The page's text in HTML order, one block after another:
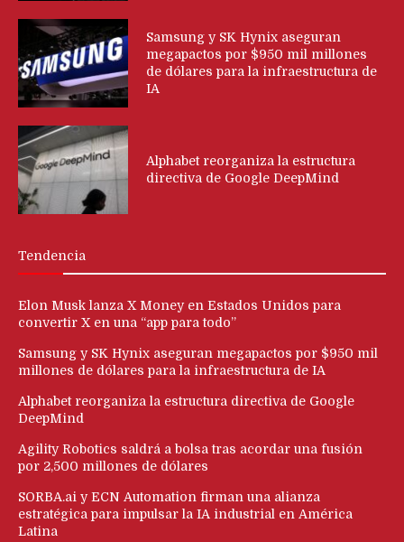
Samsung y SK Hynix aseguran
megapactos por $950 mil millones
de dólares para la infraestructura de
IA
Alphabet reorganiza la estructura
directiva de Google DeepMind
Tendencia
Elon Musk lanza X Money en Estados Unidos para
convertir X en una “app para todo”
Samsung y SK Hynix aseguran megapactos por $950 mil
millones de dólares para la infraestructura de IA
Alphabet reorganiza la estructura directiva de Google
DeepMind
Agility Robotics saldrá a bolsa tras acordar una fusión
por 2,500 millones de dólares
SORBA.ai y ECN Automation firman una alianza
estratégica para impulsar la IA industrial en América
Latina